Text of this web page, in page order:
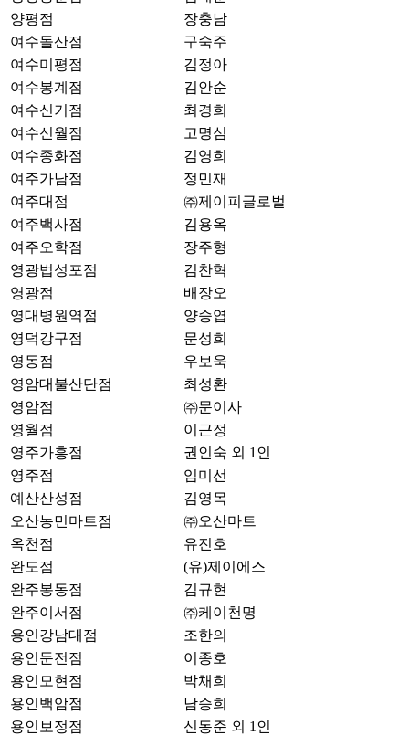
양평점
장충남
여수돌산점
구숙주
여수미평점
김정아
여수봉계점
김안순
여수신기점
최경희
여수신월점
고명심
여수종화점
김영희
여주가남점
정민재
여주대점
㈜제이피글로벌
여주백사점
김용옥
여주오학점
장주형
영광법성포점
김찬혁
영광점
배장오
영대병원역점
양승엽
영덕강구점
문성희
영동점
우보욱
영암대불산단점
최성환
영암점
㈜문이사
영월점
이근정
영주가흥점
권인숙 외 1인
영주점
임미선
예산산성점
김영목
오산농민마트점
㈜오산마트
옥천점
유진호
완도점
(유)제이에스
완주봉동점
김규현
완주이서점
㈜케이천명
용인강남대점
조한의
용인둔전점
이종호
용인모현점
박채희
용인백암점
남승희
용인보정점
신동준 외 1인